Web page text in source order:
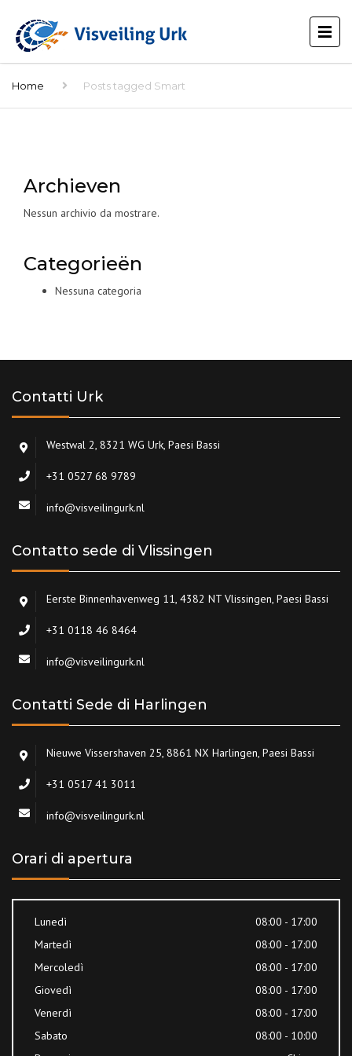
Home Posts tagged Smart
Archieven
Nessun archivio da mostrare.
Categorieën
Nessuna categoria
Contatti Urk
Westwal 2, 8321 WG Urk, Paesi Bassi
+31 0527 68 9789
info@visveilingurk.nl
Contatto sede di Vlissingen
Eerste Binnenhavenweg 11, 4382 NT Vlissingen, Paesi Bassi
+31 0118 46 8464
info@visveilingurk.nl
Contatti Sede di Harlingen
Nieuwe Vissershaven 25, 8861 NX Harlingen, Paesi Bassi
+31 0517 41 3011
info@visveilingurk.nl
Orari di apertura
Lunedì
08:00 - 17:00
Martedì
08:00 - 17:00
Mercoledì
08:00 - 17:00
Giovedì
08:00 - 17:00
Venerdì
08:00 - 17:00
Sabato
08:00 - 10:00